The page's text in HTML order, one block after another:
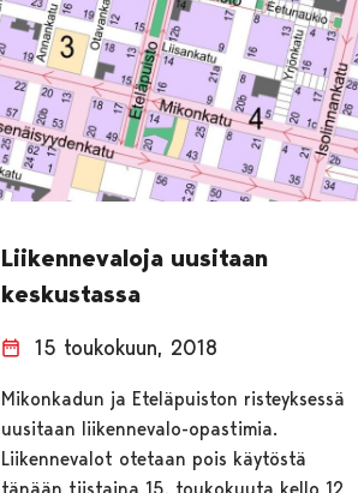
Liikennevaloja uusitaan
keskustassa
15 toukokuun, 2018
Mikonkadun ja Eteläpuiston risteyksessä
uusitaan liikennevalo-opastimia.
Liikennevalot otetaan pois käytöstä
tänään tiistaina 15. toukokuuta kello 12